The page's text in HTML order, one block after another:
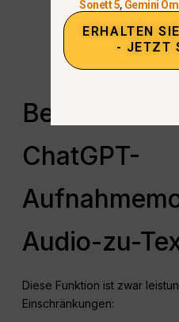
ChatGPT für den
akademischen
geeignet.
ChatGPT-
Audio-zu-
Diese Funktion ist zwar
Einschränkungen:
Sonett 5, Gemini
ERHALTEN
- JETZT